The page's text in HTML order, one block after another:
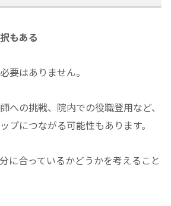
もある
要はありません。
への挑戦、院内での役職登用など、
プにつながる可能性もあります。
に合っているかどうかを考えること